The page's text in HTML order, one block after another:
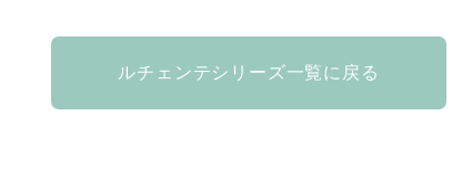
ルチェンテシリーズ一覧に戻る